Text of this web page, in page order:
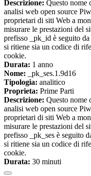
Descrizione: Questo nome
analisi web open source
proprietari di siti Web a
misurare le prestazioni del
prefisso _pk_id è seguito
si ritiene sia un codice di
cookie.
Durata: 1 anno
Nome: _pk_ses.1.9d16
Tipologia: analitico
Proprieta: Prime Parti
Descrizione: Questo nome
analisi web open source
proprietari di siti Web a
misurare le prestazioni del
prefisso _pk_ses è seguito
si ritiene sia un codice di
cookie.
Durata: 30 minuti